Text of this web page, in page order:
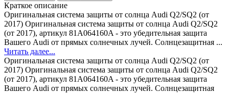
Краткое описание
Оригинальная система защиты от солнца Audi Q2/SQ2 (от
2017) Оригинальная система защиты от солнца Audi Q2/SQ2
(от 2017), артикул 81A064160A - это убедительная защита
Вашего Audi от прямых солнечных лучей. Солнцезащитная ...
Читать далее...
Оригинальная система защиты от солнца Audi Q2/SQ2 (от
2017) Оригинальная система защиты от солнца Audi Q2/SQ2
(от 2017), артикул 81A064160A - это убедительная защита
Вашего Audi от прямых солнечных лучей. Солнцезащитная